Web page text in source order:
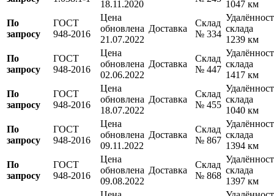
18.11.2020
1047 км
По
запросу
ГОСТ
948-2016
Цена
обновлена
21.07.2022
Доставка
Склад
№ 334
склада
1239 км
По
запросу
ГОСТ
948-2016
Цена
обновлена
02.06.2022
Доставка
Склад
№ 447
склада
1417 км
По
запросу
ГОСТ
948-2016
Цена
обновлена
18.07.2022
Доставка
Склад
№ 455
склада
1040 км
По
запросу
ГОСТ
948-2016
Цена
обновлена
09.11.2022
Доставка
Склад
№ 867
склада
1394 км
По
запросу
ГОСТ
948-2016
Цена
обновлена
09.08.2022
Доставка
Склад
№ 868
склада
1397 км